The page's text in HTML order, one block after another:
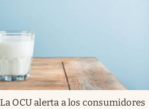
La OCU alerta a los consumidores